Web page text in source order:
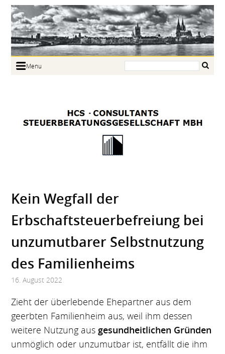
Menu
Links
Kein Wegfall der
Erbschaftsteuerbefreiung bei
unzumutbarer Selbstnutzung
des Familienheims
16. August 2022
Zieht der überlebende Ehepartner aus dem
geerbten Familienheim aus, weil ihm dessen
weitere Nutzung aus gesundheitlichen Gründen
unmöglich oder unzumutbar ist, entfällt die ihm